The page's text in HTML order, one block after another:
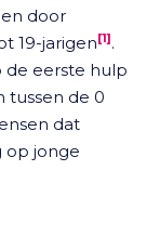
door
19-jarigen[1].
de eerste hulp
tussen de 0
dat
op jonge